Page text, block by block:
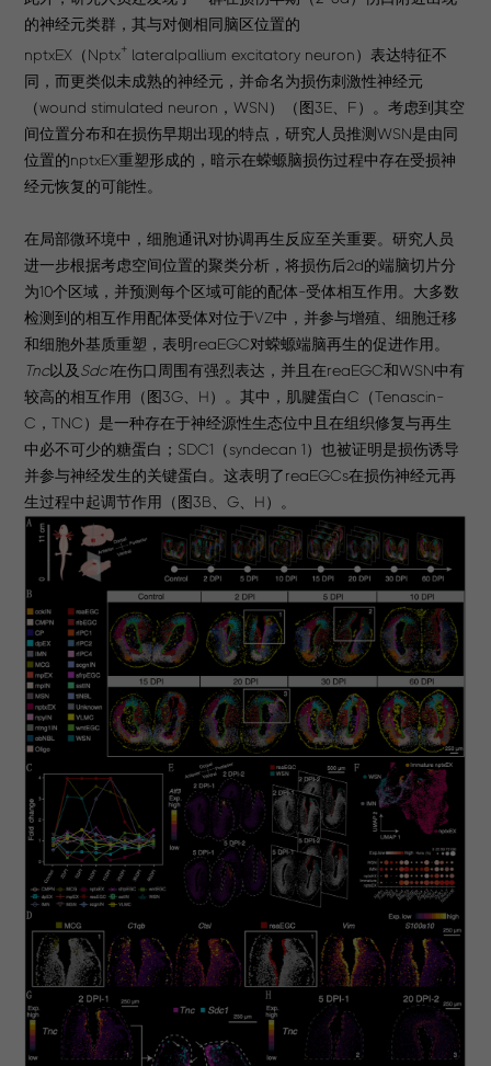
的神经元类群，其与对侧相同脑区位置的
nptxEX（Nptx+ lateralpallium excitatory neuron）表达特征不
同，而更类似未成熟的神经元，并命名为损伤刺激性神经元
（wound stimulated neuron，WSN）（图3E、F）。考虑到其空
间位置分布和在损伤早期出现的特点，研究人员推测WSN是由同
位置的nptxEX重塑形成的，暗示在蝾螈脑损伤过程中存在受损神
经元恢复的可能性。
在局部微环境中，细胞通讯对协调再生反应至关重要。研究人员
进一步根据考虑空间位置的聚类分析，将损伤后2d的端脑切片分
为10个区域，并预测每个区域可能的配体-受体相互作用。大多数
检测到的相互作用配体受体对位于VZ中，并参与增殖、细胞迁移
和细胞外基质重塑，表明reaEGC对蝾螈端脑再生的促进作用。
Tnc以及 Sdc1在伤口周围有强烈表达，并且在reaEGC和WSN中有
较高的相互作用（图3G、H）。其中，肌腱蛋白C（Tenascin-
C，TNC）是一种存在于神经源性生态位中且在组织修复与再生
中必不可少的糖蛋白；SDC1（syndecan 1）也被证明是损伤诱导
并参与神经发生的关键蛋白。这表明了reaEGCs在损伤神经元再
生过程中起调节作用（图3B、G、H）。